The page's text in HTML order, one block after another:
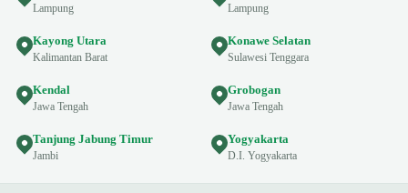
Lampung Lampung
Kayong Utara
Kalimantan Barat
Konawe Selatan
Sulawesi Tenggara
Kendal
Jawa Tengah
Grobogan
Jawa Tengah
Tanjung Jabung Timur
Jambi
Yogyakarta
D.I. Yogyakarta